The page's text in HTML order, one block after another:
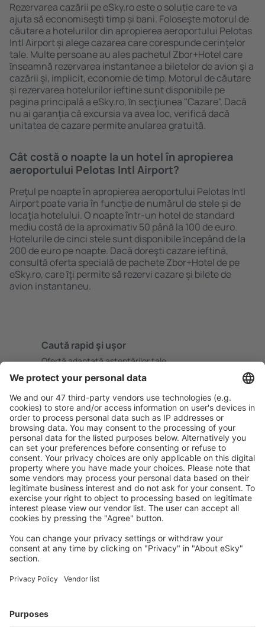
Rezervarea cazării pe eSky.ro este o soluție care te va
ajuta să economiseşti timp și bani. Foloseşte motorul de
căutare a hotelurilor din apropierea aeroportului Pelotas
Intl Airport și alege cazarea care corespunde cerințelor
tale. Multe persoane au ales pachetul Zbor+Hotel care
ȋnseamnă rezervarea instantanee a biletelor de avion şi a
cazării şi, implicit, economie de timp. Motorul de căutare
și rezervarea hotelurilor ieftine sunt disponibile pe
pagina principală a eSky.ro, ȋn secţiunea "Cazare". Dacă
nu ai garanţia că excursia va avea loc, verifică dacă
unitatea de cazare permite anularea gratuită.
Cât costă o noapte la un hotel în apropierea
aeroportului Pelotas Intl Airport?
Prețul pe noapte în apropierea aeroportului Pelotas Intl
Airport poate varia în funcție de numărul de stele și de
locaţia hotelului. O noapte într-un hotel de standard
mediu costă de la aproximativ 50 până la 100 de euro.
Hotelurile de cinci stele sunt disponibile ȋncepând de la
200 de euro pe noapte. Dacă doreşti cazare ieftină,
consultă oferta specială de pachete Zbor+Hotel de pe
eSky.ro, care ȋţi permite să rezervi cazare și bilete de
avion instantaneu.
Caută rapid şi uşor
Ofertă adaptată aşteptărilor tale.
Planifică ȋn siguranţă
Rezervare fără griji cu opțiune gratuită de anulare.
Economiseşte mai mult
Prețuri atractive și oferte speciale pentru utilizatorii
conectați.
Cazarea preferată
Alege din peste 1,3 mil. de opţiuni: hoteluri, cabane,
Cele mai căutate hoteluri de către utilizatorii eSky
Hoteluri în São Paulo